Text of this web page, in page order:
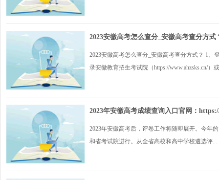
2023安徽高考怎么查分_安徽高考查分方式
2023安徽高考怎么查分_安徽高考查分方式？ 1
录安徽教育招生考试院（https://www.ahzsks.cn/）
2023年安徽高考成绩查询入口官网：
2023年安徽高考后，评卷工作将随即展开。今年
和省考试院进行。从全省高校和高中学校遴选评...